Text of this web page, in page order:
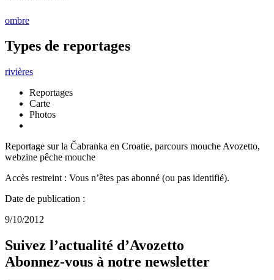
ombre
Types de reportages
rivières
Reportages
Carte
Photos
Reportage sur la Čabranka en Croatie, parcours mouche Avozetto,
webzine pêche mouche
Accès restreint : Vous n’êtes pas abonné (ou pas identifié).
Date de publication :
9/10/2012
Suivez l’actualité d’Avozetto
Abonnez-vous à notre newsletter